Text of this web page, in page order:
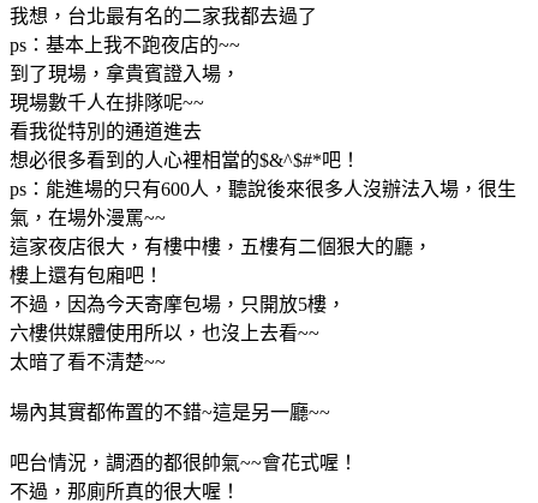
我想，台北最有名的二家我都去過了
ps：基本上我不跑夜店的~~
到了現場，拿貴賓證入場，
現場數千人在排隊呢~~
看我從特別的通道進去
想必很多看到的人心裡相當的$&^$#*吧！
ps：能進場的只有600人，聽說後來很多人沒辦法入場，很生
氣，在場外漫罵~~
這家夜店很大，有樓中樓，五樓有二個狠大的廳，
樓上還有包廂吧！
不過，因為今天寄摩包場，只開放5樓，
六樓供媒體使用所以，也沒上去看~~
太暗了看不清楚~~
場內其實都佈置的不錯~這是另一廳~~
吧台情況，調酒的都很帥氣~~會花式喔！
不過，那廁所真的很大喔！